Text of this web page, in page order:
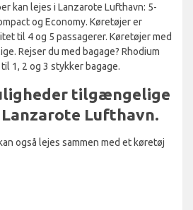
kan lejes i Lanzarote Lufthavn: 5-
og Economy. Køretøjer er
til 4 og 5 passagerer. Køretøjer med
Rejser du med bagage? Rhodium
1, 2 og 3 stykker bagage.
tilgængelige
Lufthavn.
også lejes sammen med et køretøj